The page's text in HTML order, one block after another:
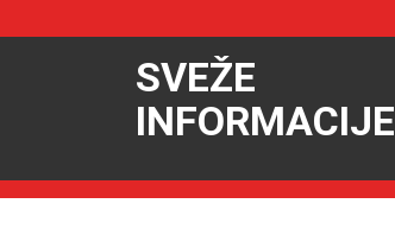
SVEŽE
INFORMACIJE